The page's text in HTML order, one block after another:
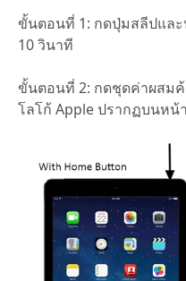
ขั้นตอนที่ 1: กดปุ่มสลีปและ
10 วินาที
ขั้นตอนที่ 2: กดชุดค่าผสมค้
โลโก้ Apple ปรากฏบนหน้